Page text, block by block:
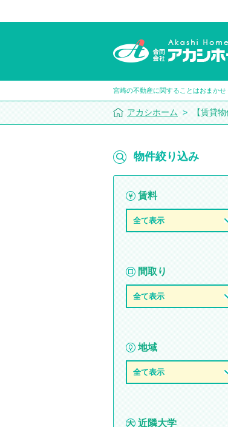
宮崎の不動産に関することはおまかせ
アカシホーム > 【賃貸
物件絞り込み
賃料
全て表示
間取り
全て表示
地域
全て表示
近隣大学